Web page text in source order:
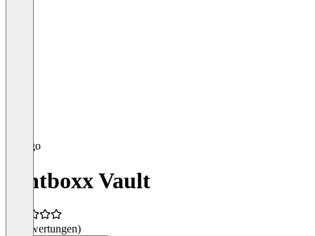
contboxx Vault
(0 Bewertungen)